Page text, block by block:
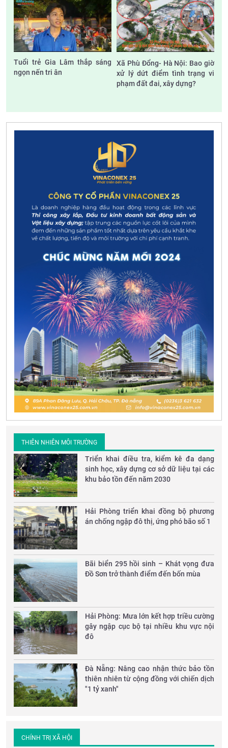
Tuổi trẻ Gia Lâm thắp sáng
ngọn nến tri ân
Xã Phù Đổng- Hà Nội: Bao giờ
xử lý dứt điểm tình trạng vi
phạm đất đai, xây dựng?
THIÊN NHIÊN MÔI TRƯỜNG
Triển khai điều tra, kiểm kê đa dạng
sinh học, xây dựng cơ sở dữ liệu tại các
khu bảo tồn đến năm 2030
Hải Phòng triển khai đồng bộ phương
án chống ngập đô thị, ứng phó bão số 1
Bãi biển 295 hồi sinh – Khát vọng đưa
Đồ Sơn trở thành điểm đến bốn mùa
Hải Phòng: Mưa lớn kết hợp triều cường
gây ngập cục bộ tại nhiều khu vực nội
đô
Đà Nẵng: Nâng cao nhận thức bảo tồn
thiên nhiên từ cộng đồng với chiến dịch
"1 tỷ xanh"
CHÍNH TRỊ XÃ HỘI